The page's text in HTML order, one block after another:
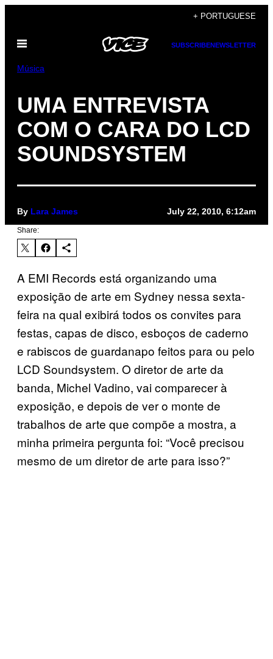
content
+ PORTUGUESE
Open
SUBSCRIBENEWSLETTER
Música
UMA ENTREVISTA
COM O CARA DO LCD
SOUNDSYSTEM
By Lara James July 22, 2010, 6:12am
Share:
A EMI Records está organizando uma
exposição de arte em Sydney nessa sexta-
feira na qual exibirá todos os convites para
festas, capas de disco, esboços de caderno
e rabiscos de guardanapo feitos para ou pelo
LCD Soundsystem. O diretor de arte da
banda, Michel Vadino, vai comparecer à
exposição, e depois de ver o monte de
trabalhos de arte que compõe a mostra, a
minha primeira pergunta foi: “Você precisou
mesmo de um diretor de arte para isso?”